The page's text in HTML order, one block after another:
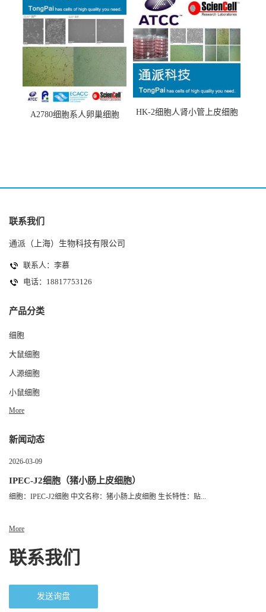
A2780细胞系人卵巢细胞
HK-2细胞人肾小管上皮细胞
联系我们
通派（上海）生物科技有限公司
联系人：李慕
电话：18817753126
产品分类
细胞
大鼠细胞
人源细胞
小鼠细胞
More
新闻动态
2026-03-09
IPEC-J2细胞（猪小肠上皮细胞）
细胞：IPEC-J2细胞 中文名称：猪小肠上皮细胞 生长特性：贴...
More
联系我们
发送询盘